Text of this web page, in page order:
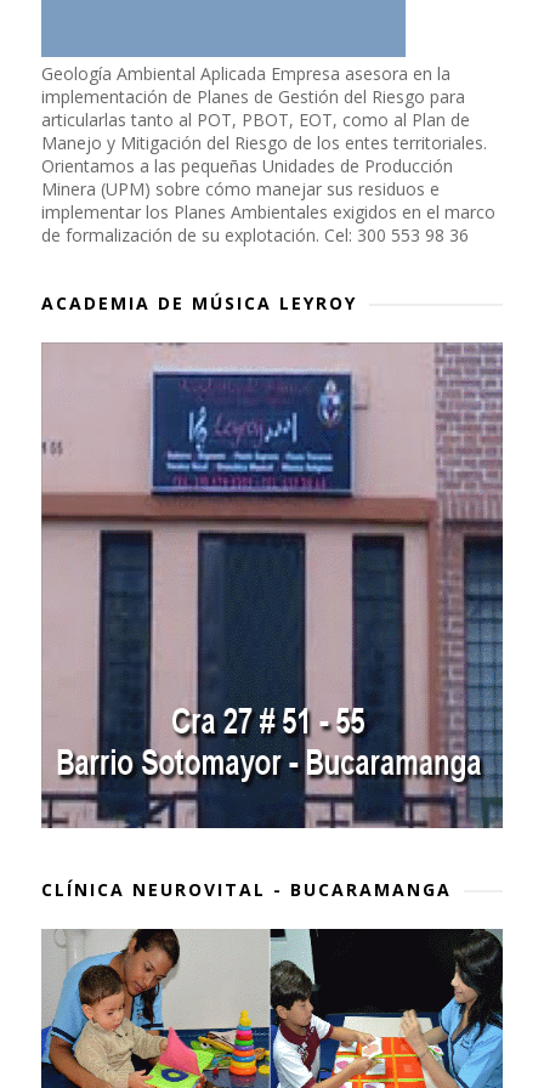
Geología Ambiental Aplicada Empresa asesora en la
implementación de Planes de Gestión del Riesgo para
articularlas tanto al POT, PBOT, EOT, como al Plan de
Manejo y Mitigación del Riesgo de los entes territoriales.
Orientamos a las pequeñas Unidades de Producción
Minera (UPM) sobre cómo manejar sus residuos e
implementar los Planes Ambientales exigidos en el marco
de formalización de su explotación. Cel: 300 553 98 36
ACADEMIA DE MÚSICA LEYROY
CLÍNICA NEUROVITAL - BUCARAMANGA